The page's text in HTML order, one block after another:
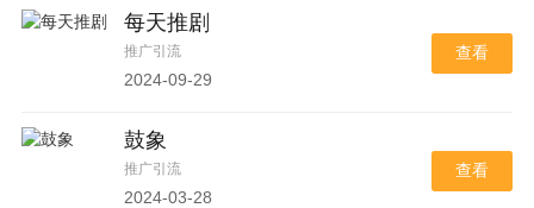
每天推剧
推广引流
2024-09-29
查看
鼓象
推广引流
2024-03-28
查看